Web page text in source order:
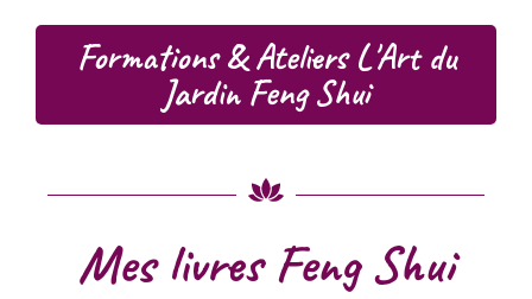
Formations & Ateliers L'Art du
Jardin Feng Shui
Mes livres Feng Shui